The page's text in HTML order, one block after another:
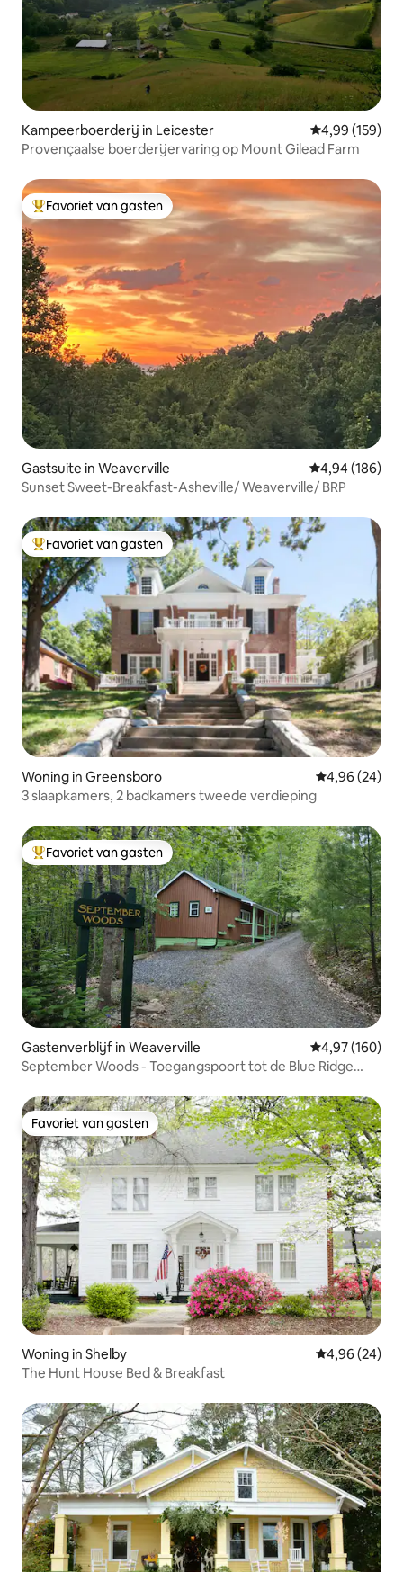
Kampeerboerderij in Leicester Gemiddelde
4,99 (159)
Provençaalse boerderijervaring op Mount Gilead Farm
Topfavoriet van gasten
Favoriet van gasten
Gastsuite in Weaverville Gemiddelde
4,94 (186)
Sunset Sweet-Breakfast-Asheville/ Weaverville/ BRP
Topfavoriet van gasten
Favoriet van gasten
Woning in Greensboro Gemiddelde
4,96 (24)
3 slaapkamers, 2 badkamers tweede verdieping
Topfavoriet van gasten
Favoriet van gasten
Gastenverblijf in Weaverville Gemiddelde
4,97 (160)
September Woods - Toegangspoort tot de Blue Ridge
Favoriet van gasten
Favoriet van gasten
Woning in Shelby Gemiddelde
4,96 (24)
The Hunt House Bed & Breakfast